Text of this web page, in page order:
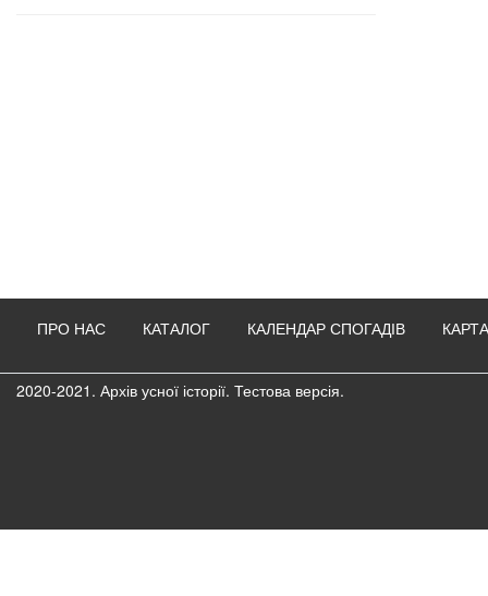
ПРО НАС КАТАЛОГ КАЛЕНДАР СПОГАДІВ
2020-2021. Архів усної історії. Тестова версія.